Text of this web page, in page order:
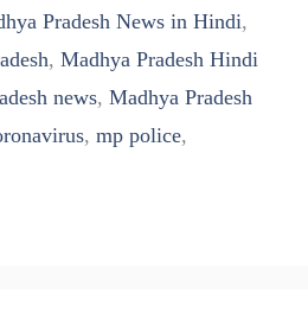
Pradesh News in Hindi,
, Madhya Pradesh Hindi
news, Madhya Pradesh
, mp police,